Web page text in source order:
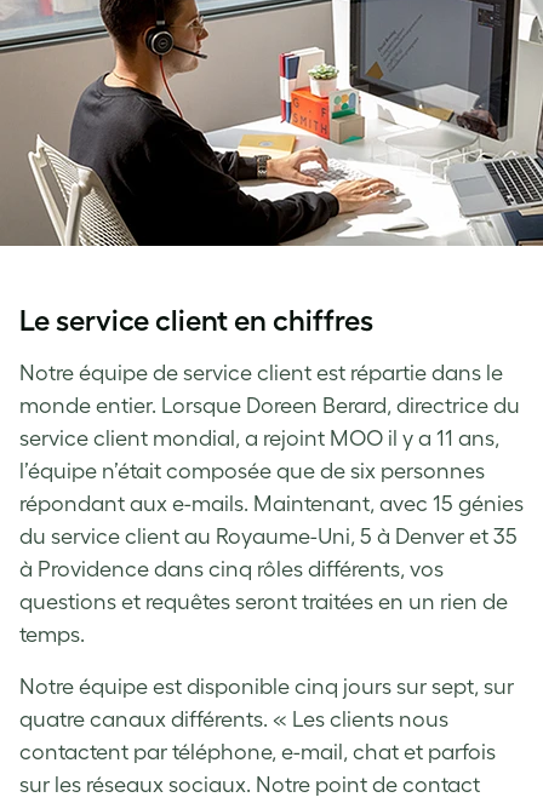
Le service client en chiffres
Notre équipe de service client est répartie dans le
monde entier. Lorsque Doreen Berard, directrice du
service client mondial, a rejoint MOO il y a 11 ans,
l’équipe n’était composée que de six personnes
répondant aux e-mails. Maintenant, avec 15 génies
du service client au Royaume-Uni, 5 à Denver et 35
à Providence dans cinq rôles différents, vos
questions et requêtes seront traitées en un rien de
temps.
Notre équipe est disponible cinq jours sur sept, sur
quatre canaux différents. « Les clients nous
contactent par téléphone, e-mail, chat et parfois
sur les réseaux sociaux. Notre point de contact